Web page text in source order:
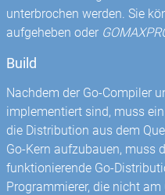
unterbrochen werden. Sie
aufgeheben oder
Build
Nachdem der Go-Compiler
implementiert sind, muss
die Distribution aus dem
Go-Kern aufzubauen, muss
funktionierende Go-
Programmierer, die nicht